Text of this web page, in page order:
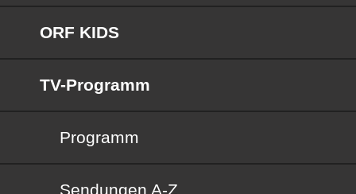
ORF KIDS
TV-Programm
Programm
Sendungen von A bis Z
Sendungen A-Z